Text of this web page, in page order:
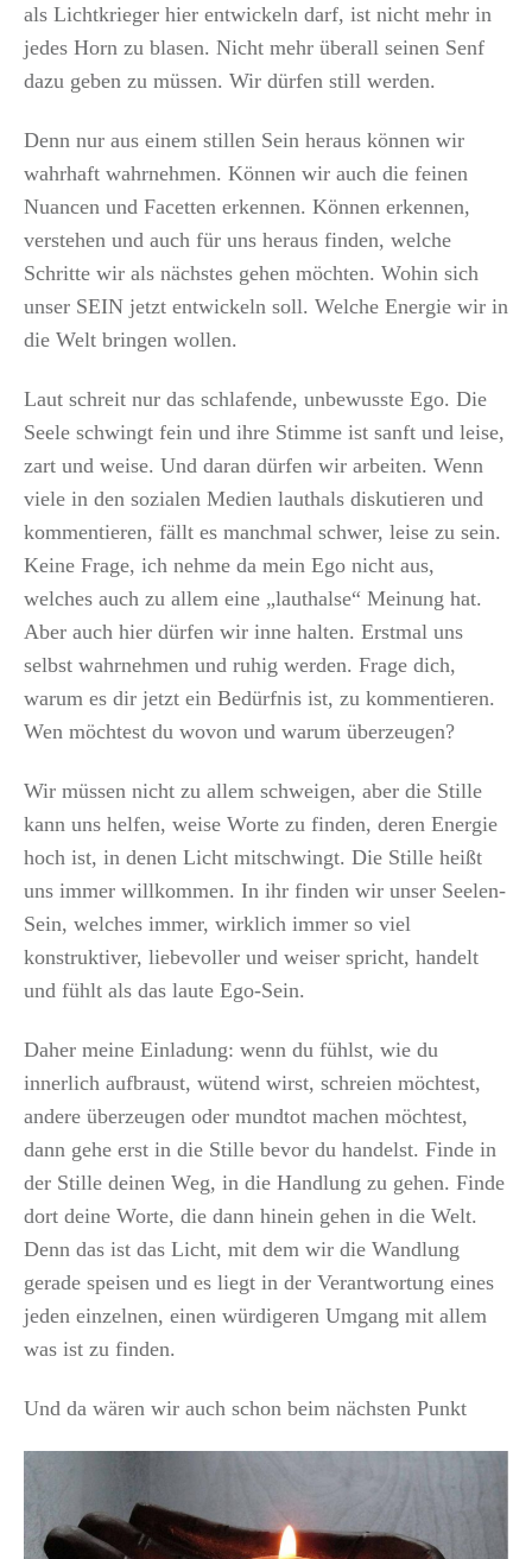
als Lichtkrieger hier entwickeln darf, ist nicht mehr in
jedes Horn zu blasen. Nicht mehr überall seinen Senf
dazu geben zu müssen. Wir dürfen still werden.
Denn nur aus einem stillen Sein heraus können wir
wahrhaft wahrnehmen. Können wir auch die feinen
Nuancen und Facetten erkennen. Können erkennen,
verstehen und auch für uns heraus finden, welche
Schritte wir als nächstes gehen möchten. Wohin sich
unser SEIN jetzt entwickeln soll. Welche Energie wir in
die Welt bringen wollen.
Laut schreit nur das schlafende, unbewusste Ego. Die
Seele schwingt fein und ihre Stimme ist sanft und leise,
zart und weise. Und daran dürfen wir arbeiten. Wenn
viele in den sozialen Medien lauthals diskutieren und
kommentieren, fällt es manchmal schwer, leise zu sein.
Keine Frage, ich nehme da mein Ego nicht aus,
welches auch zu allem eine „lauthalse“ Meinung hat.
Aber auch hier dürfen wir inne halten. Erstmal uns
selbst wahrnehmen und ruhig werden. Frage dich,
warum es dir jetzt ein Bedürfnis ist, zu kommentieren.
Wen möchtest du wovon und warum überzeugen?
Wir müssen nicht zu allem schweigen, aber die Stille
kann uns helfen, weise Worte zu finden, deren Energie
hoch ist, in denen Licht mitschwingt. Die Stille heißt
uns immer willkommen. In ihr finden wir unser Seelen-
Sein, welches immer, wirklich immer so viel
konstruktiver, liebevoller und weiser spricht, handelt
und fühlt als das laute Ego-Sein.
Daher meine Einladung: wenn du fühlst, wie du
innerlich aufbraust, wütend wirst, schreien möchtest,
andere überzeugen oder mundtot machen möchtest,
dann gehe erst in die Stille bevor du handelst. Finde in
der Stille deinen Weg, in die Handlung zu gehen. Finde
dort deine Worte, die dann hinein gehen in die Welt.
Denn das ist das Licht, mit dem wir die Wandlung
gerade speisen und es liegt in der Verantwortung eines
jeden einzelnen, einen würdigeren Umgang mit allem
was ist zu finden.
Und da wären wir auch schon beim nächsten Punkt